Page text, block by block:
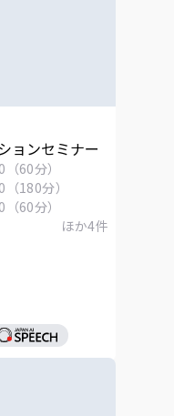
ョンセミナー
60分）
180分）
60分）
ほか4件